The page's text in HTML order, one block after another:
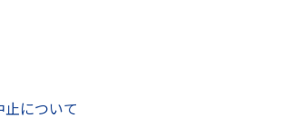
について
オフィス」をお探しの事業